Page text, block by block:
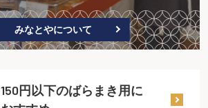
みなとやについて
150円以下のばらまき用に